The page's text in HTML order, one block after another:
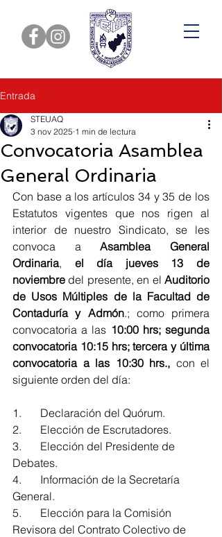
Entrada
Convocatoria Asamblea
General Ordinaria
STEUAQ
3 nov 2025 1 min de lectura
Con base a los artículos 34 y 35 de los
Estatutos vigentes que nos rigen al
interior de nuestro Sindicato, se les
convoca a Asamblea General
Ordinaria, el día jueves 13 de
noviembre del presente, en el Auditorio
de Usos Múltiples de la Facultad de
Contaduría y Admón.; como primera
convocatoria a las 10:00 hrs; segunda
convocatoria 10:15 hrs; tercera y última
convocatoria a las 10:30 hrs., con el
siguiente orden del día:
1.	Declaración del Quórum.
2.	Elección de Escrutadores.
3.	Elección del Presidente de
Debates.
4.	Información de la Secretaría
General.
5.	Elección para la Comisión
Revisora del Contrato Colectivo de